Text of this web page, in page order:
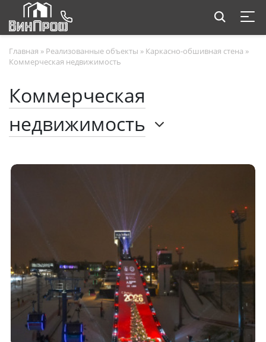
Главная » Реализованные объекты » Каркасно-обшивная стена »
Коммерческая недвижимость
Коммерческая
недвижимость